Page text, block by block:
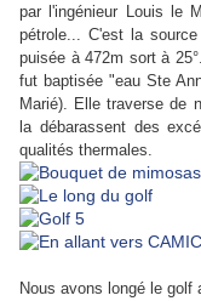
par l'ingénieur Louis le
pétrole... C'est la
puisée à 472m sort à
fut baptisée "eau Ste
Marié). Elle traverse de
la débarassent des
qualités thermales.
Nous avons longé le